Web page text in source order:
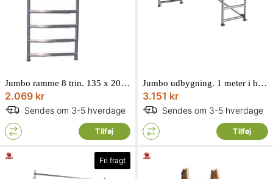
Jumbo ramme 8 trin. 135 x 200 cm. 12135200Til brede rullestilladser
2.069 kr
Sendes om 3-5 hverdage
Tilføj
Jumbo udbygning. 1 meter i højden til 178 stillads74 x 100 cm 178SK-1
3.151 kr
Sendes om 3-5 hverdage
Tilføj
Fri fragt